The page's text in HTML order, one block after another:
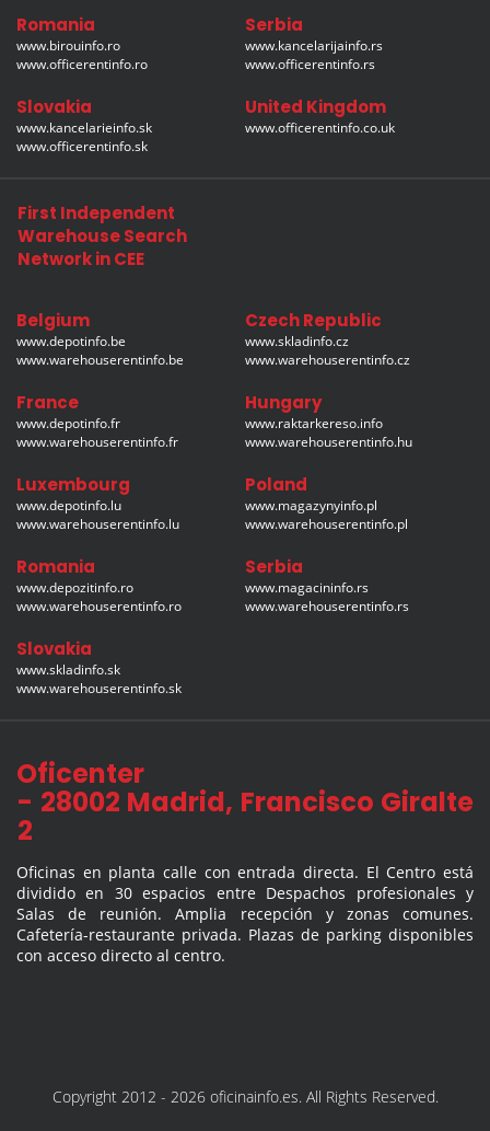
Romania
www.birouinfo.ro
www.officerentinfo.ro
Serbia
www.kancelarijainfo.rs
www.officerentinfo.rs
Slovakia
www.kancelarieinfo.sk
www.officerentinfo.sk
United Kingdom
www.officerentinfo.co.uk
First Independent
Warehouse Search
Network in CEE
Belgium
www.depotinfo.be
www.warehouserentinfo.be
Czech Republic
www.skladinfo.cz
www.warehouserentinfo.cz
France
www.depotinfo.fr
www.warehouserentinfo.fr
Hungary
www.raktarkereso.info
www.warehouserentinfo.hu
Luxembourg
www.depotinfo.lu
www.warehouserentinfo.lu
Poland
www.magazynyinfo.pl
www.warehouserentinfo.pl
Romania
www.depozitinfo.ro
www.warehouserentinfo.ro
Serbia
www.magacininfo.rs
www.warehouserentinfo.rs
Slovakia
www.skladinfo.sk
www.warehouserentinfo.sk
Oficenter
- 28002 Madrid, Francisco Giralte
2
Oficinas en planta calle con entrada directa. El Centro está
dividido en 30 espacios entre Despachos profesionales y
Salas de reunión. Amplia recepción y zonas comunes.
Cafetería-restaurante privada. Plazas de parking disponibles
con acceso directo al centro.
Copyright 2012 - 2026 oficinainfo.es. All Rights Reserved.